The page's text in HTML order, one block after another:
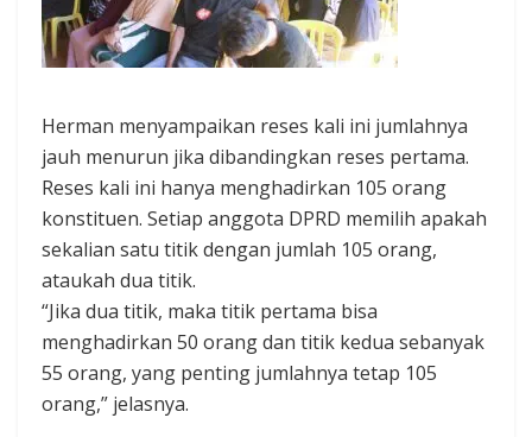
Herman menyampaikan reses kali ini jumlahnya
jauh menurun jika dibandingkan reses pertama.
Reses kali ini hanya menghadirkan 105 orang
konstituen. Setiap anggota DPRD memilih apakah
sekalian satu titik dengan jumlah 105 orang,
ataukah dua titik.
“Jika dua titik, maka titik pertama bisa
menghadirkan 50 orang dan titik kedua sebanyak
55 orang, yang penting jumlahnya tetap 105
orang,” jelasnya.